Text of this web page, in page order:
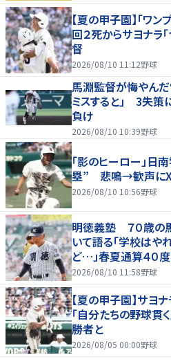
【夏の甲子園】「ワ
回２死からサヨナラ
督
2026/08/10 11:12野球
馬淵監督が悔やん
ミスすると」 3失策
負け
2026/08/10 10:39野球
「影のヒーロー」日
塁” 悲鳴→歓声にX
2026/08/10 10:56野球
明徳義塾 ７０歳の
いて語る「学校はや
ど…」春夏通算４０
淵節”炸裂
2026/08/10 11:58野球
【夏の甲子園】サヨ
「自分たちの野球貫
勝者と
2026/08/05 00:00野球